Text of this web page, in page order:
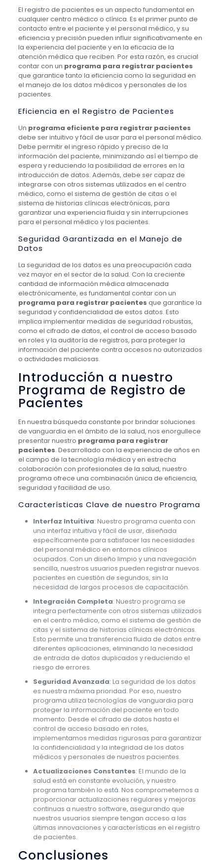
El registro de pacientes es un aspecto fundamental en
cualquier centro médico o clínica. Es el primer punto de
contacto entre el paciente y el personal médico, y su
eficiencia y precisión pueden influir significativamente en
la experiencia del paciente y en la eficacia de la
atención médica que reciben. Por esta razón, es crucial
contar con un programa para registrar pacientes
que garantice tanto la eficiencia como la seguridad en
el manejo de los datos médicos y personales de los
pacientes.
Eficiencia en el Registro de Pacientes
Un programa eficiente para registrar pacientes
debe ser intuitivo y fácil de usar para el personal médico.
Debe permitir el ingreso rápido y preciso de la
información del paciente, minimizando así el tiempo de
espera y reduciendo la posibilidad de errores en la
introducción de datos. Además, debe ser capaz de
integrarse con otros sistemas utilizados en el centro
médico, como el sistema de gestión de citas o el
sistema de historias clínicas electrónicas, para
garantizar una experiencia fluida y sin interrupciones
para el personal médico y los pacientes.
Seguridad Garantizada en el Manejo de
Datos
La seguridad de los datos es una preocupación cada
vez mayor en el sector de la salud. Con la creciente
cantidad de información médica almacenada
electrónicamente, es fundamental contar con un
programa para registrar pacientes que garantice la
seguridad y confidencialidad de estos datos. Esto
implica implementar medidas de seguridad robustas,
como el cifrado de datos, el control de acceso basado
en roles y la auditoría de registros, para proteger la
información del paciente contra accesos no autorizados
o actividades maliciosas.
Introducción a nuestro
Programa de Registro de
Pacientes
En nuestra búsqueda constante por brindar soluciones
de vanguardia en el ámbito de la salud, nos enorgullece
presentar nuestro programa para registrar
pacientes. Desarrollado con la experiencia de años en
el campo de la tecnología médica y en estrecha
colaboración con profesionales de la salud, nuestro
programa ofrece una combinación única de eficiencia,
seguridad y facilidad de uso.
Características Clave de nuestro Programa
Interfaz Intuitiva: Nuestro programa cuenta con
una interfaz intuitiva y fácil de usar, diseñada
específicamente para satisfacer las necesidades
del personal médico en entornos clínicos
ocupados. Con un diseño limpio y una navegación
sencilla, nuestros usuarios pueden registrar nuevos
pacientes en cuestión de segundos, sin la
necesidad de largos procesos de capacitación.
Integración Completa: Nuestro programa se
integra perfectamente con otros sistemas utilizados
en el centro médico, como el sistema de gestión de
citas y el sistema de historias clínicas electrónicas.
Esto permite una transferencia fluida de datos entre
diferentes aplicaciones, eliminando la necesidad
de entrada de datos duplicados y reduciendo el
riesgo de errores.
Seguridad Avanzada: La seguridad de los datos
es nuestra máxima prioridad. Por eso, nuestro
programa utiliza tecnologías de vanguardia para
proteger la información del paciente en todo
momento. Desde el cifrado de datos hasta el
control de acceso basado en roles,
implementamos medidas rigurosas para garantizar
la confidencialidad y la integridad de los datos
médicos y personales de nuestros pacientes.
Actualizaciones Constantes: El mundo de la
salud está en constante evolución, y nuestro
programa también lo está. Nos comprometemos a
proporcionar actualizaciones regulares y mejoras
continuas a nuestro software, asegurando que
nuestros usuarios siempre tengan acceso a las
últimas innovaciones y características en el registro
de pacientes.
Conclusiones